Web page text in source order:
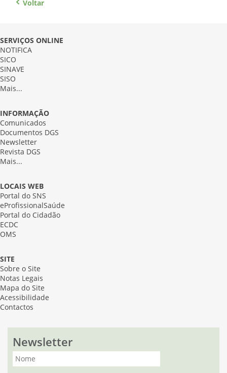
Voltar
SERVIÇOS ONLINE
NOTIFICA
SICO
SINAVE
SISO
Mais...
INFORMAÇÃO
Comunicados
Documentos DGS
Newsletter
Revista DGS
Mais...
LOCAIS WEB
Portal do SNS
eProfissionalSaúde
Portal do Cidadão
ECDC
OMS
SITE
Sobre o Site
Notas Legais
Mapa do Site
Acessibilidade
Contactos
Newsletter